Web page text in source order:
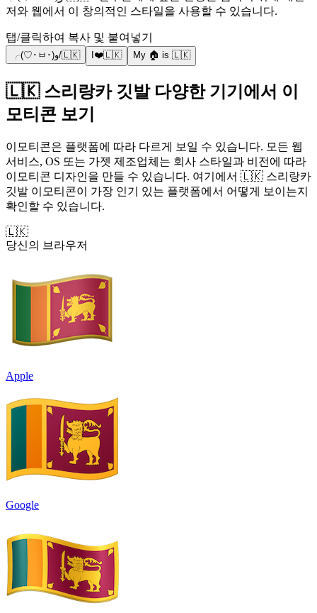
저와 웹에서 이 창의적인 스타일을 사용할 수 있습니다.
탭/클릭하여 복사 및 붙여넣기
╭(♡･ㅂ･)و/🇱🇰 I❤️🇱🇰 My 🏠 is 🇱🇰
🇱🇰 스리랑카 깃발 다양한 기기에서 이
모티콘 보기
이모티콘은 플랫폼에 따라 다르게 보일 수 있습니다. 모든 웹
서비스, OS 또는 가젯 제조업체는 회사 스타일과 비전에 따라
이모티콘 디자인을 만들 수 있습니다. 여기에서 🇱🇰 스리랑카
깃발 이모티콘이 가장 인기 있는 플랫폼에서 어떻게 보이는지
확인할 수 있습니다.
🇱🇰
당신의 브라우저
Apple
Google